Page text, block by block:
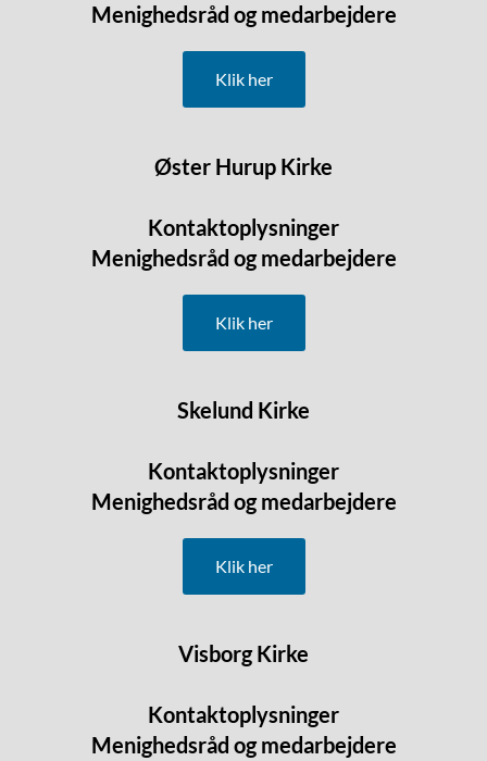
Menighedsråd og medarbejdere
Klik her
Øster Hurup Kirke
Kontaktoplysninger
Menighedsråd og medarbejdere
Klik her
Skelund Kirke
Kontaktoplysninger
Menighedsråd og medarbejdere
Klik her
Visborg Kirke
Kontaktoplysninger
Menighedsråd og medarbejdere